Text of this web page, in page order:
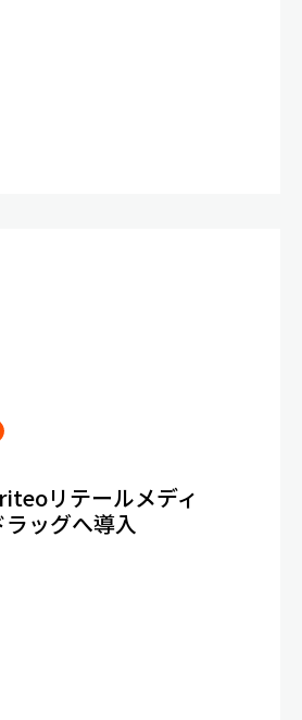
リテールメディ
ッグへ導入